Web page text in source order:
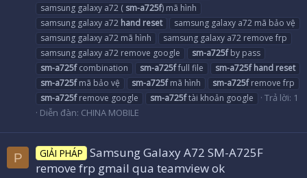
samsung galaxy a72 ( sm-a725f) mã hình
samsung galaxy a72 hand reset
samsung galaxy a72 mã bảo vệ
samsung galaxy a72 mã hình
samsung galaxy a72 remove frp
samsung galaxy a72 remove google
sm-a725fby pass
sm-a725fcombination sm-a725ffull file sm-a725f hand reset
sm-a725fmã bảo vệ sm-a725fmã hình sm-a725fremove frp
sm-a725fremove google sm-a725ftài khoản google
Trả lời: 1
Diễn đàn: CHINA MOBILE
P GIẢI PHÁP Samsung Galaxy A72 SM-A725F
remove frp gmail qua teamview ok